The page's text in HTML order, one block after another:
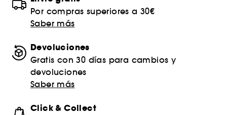
Por compras superiores a 30€
Saber más
Devoluciones
Gratis con 30 días para cambios y
devoluciones
Saber más
Click & Collect